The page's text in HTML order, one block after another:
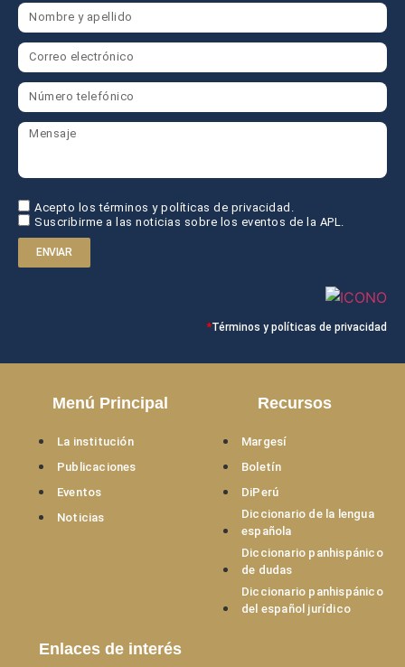
Acepto los términos y políticas de privacidad.
Suscribirme a las noticias sobre los eventos de la APL.
ENVIAR
*Términos y políticas de privacidad
Menú Principal
La institución
Publicaciones
Eventos
Noticias
Recursos
Margesí
Boletín
DiPerú
Diccionario de la lengua
española
Diccionario panhispánico
de dudas
Diccionario panhispánico
del español jurídico
Enlaces de interés